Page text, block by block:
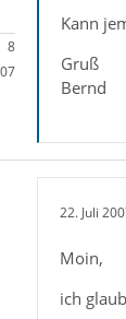
8
Kann
Gruß
Bernd
22. Juli
Moin,
ich